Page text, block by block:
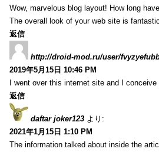
Wow, marvelous blog layout! How long
The overall look of your web site is
返信
http://droid-mod.ru/user/
2019年5月15日 10:46 PM
I went over this internet site and I
返信
daftar joker123 より:
2021年1月15日 1:10 PM
The information talked about inside the